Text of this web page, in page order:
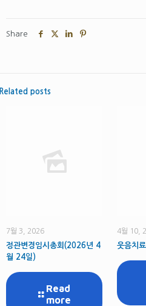
Share
Related posts
7월 3, 2026
정관변경임시총회(2026년 4
월 24일)
Read
more
4월 10,
웃음치